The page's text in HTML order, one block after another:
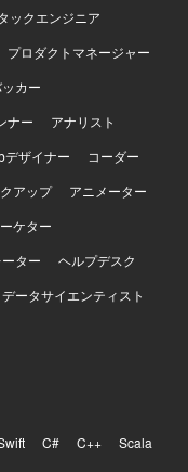
ックエンジニア
プロダクトマネージャー
カー
ナー
アナリスト
デザイナー
コーダー
アップ
アニメーター
ケター
ター
ヘルプデスク
データサイエンティスト
C# C++
Scala